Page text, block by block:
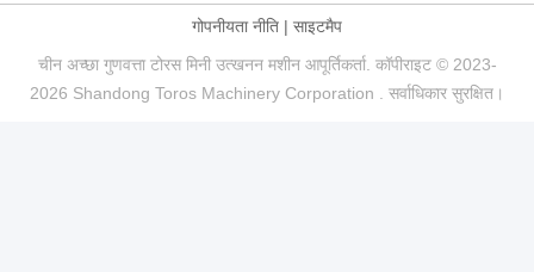
गोपनीयता नीति | साइटमैप
चीन अच्छा गुणवत्ता टोरस मिनी उत्खनन मशीन आपूर्तिकर्ता. कॉपीराइट © 2023-
2026 Shandong Toros Machinery Corporation . सर्वाधिकार सुरक्षित।